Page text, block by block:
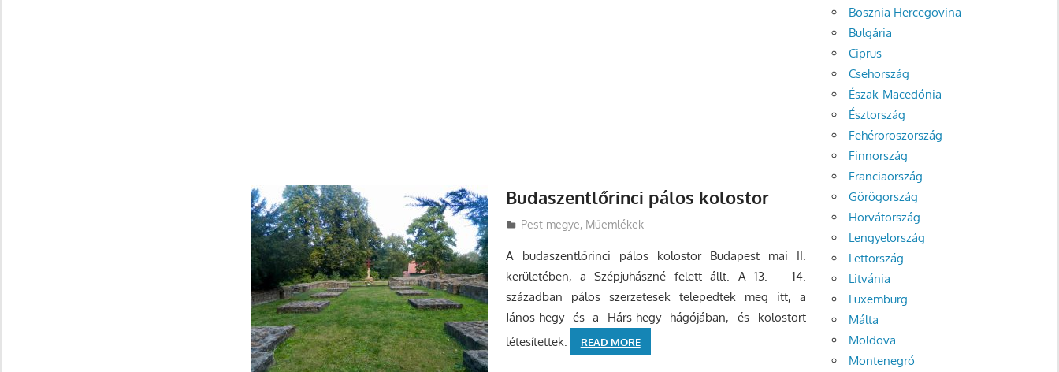
Budaszentlőrinci pálos kolostor
Utazasok.org
Pest megye, Műemlékek
A budaszentlőrinci pálos kolostor Budapest mai II.
kerületében, a Szépjuhászné felett állt. A 13. – 14.
században pálos szerzetesek telepedtek meg itt, a
János-hegy és a Hárs-hegy hágójában, és kolostort
létesítettek.
READ MORE
Bosznia Hercegovina
Bulgária
Ciprus
Csehország
Észak-Macedónia
Észtország
Fehéroroszország
Finnország
Franciaország
Görögország
Horvátország
Lengyelország
Lettország
Litvánia
Luxemburg
Málta
Moldova
Montenegró